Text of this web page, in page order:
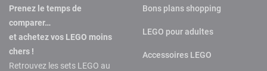
Prenez le temps de
comparer…
et achetez vos LEGO moins
chers !
Retrouvez les sets LEGO au
Bons plans shopping
LEGO pour adultes
Accessoires LEGO